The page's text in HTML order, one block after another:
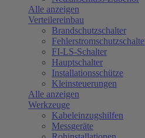
Alle anzeigen
Verteilereinbau
Brandschutzschalter
FI-LS-Schalter
Hauptschalter
Installationsschütze
Kleinsteuerungen
Alle anzeigen
Werkzeuge
Kabeleinzugshilfen
Messgeräte